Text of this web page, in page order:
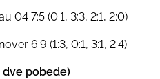
04 7:5 (0:1, 3:3, 2:1, 2:0)
6:9 (1:3, 0:1, 3:1, 2:4)
pobede)